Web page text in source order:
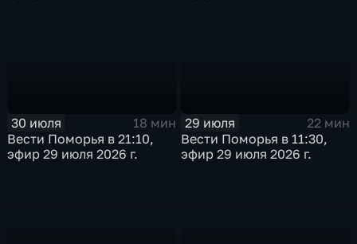
30 июля
18 мин
Вести Поморья в 21:10,
эфир 29 июля 2026 г.
29 июля
22 мин
Вести Поморья в 11:30,
эфир 29 июля 2026 г.